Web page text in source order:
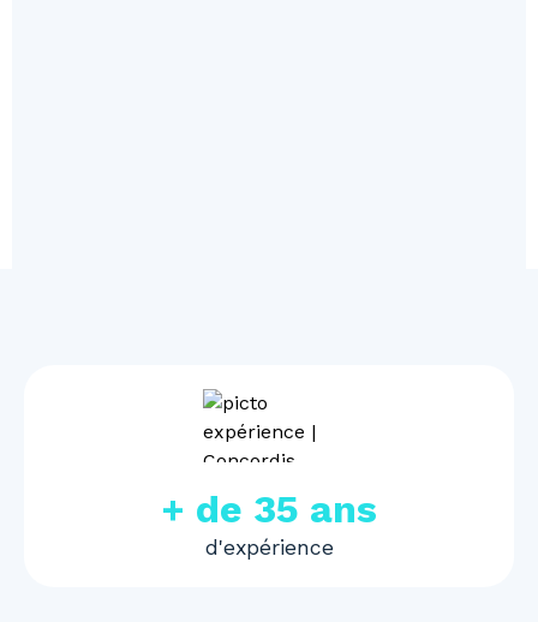
+ de 35 ans
d'expérience